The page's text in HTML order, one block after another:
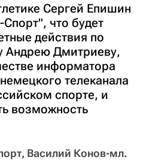
Сергей Епишин
Спорт", что будет
действия по
Андрею Дмитриеву,
информатора
телеканала
спорте, и
возможность
Василий Конов-мл.